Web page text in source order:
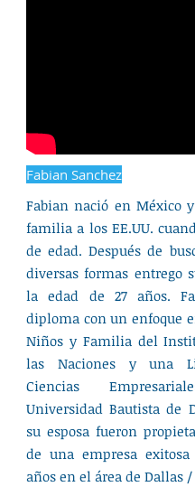
Fabian Sanchez
Fabian nació en México
familia a los EE.UU.
de edad. Después de
diversas formas entrego
la edad de 27 años.
diploma con un enfoque
Niños y Familia del
las Naciones y una
Ciencias
Universidad Bautista de
su esposa fueron
de una empresa
años en el área de Dallas